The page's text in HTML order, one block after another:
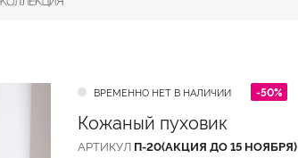
ВРЕМЕННО НЕТ В НАЛИЧИИ -50%
Кожаный пуховик
АРТИКУЛ П-20(АКЦИЯ ДО 15 НОЯБРЯ)